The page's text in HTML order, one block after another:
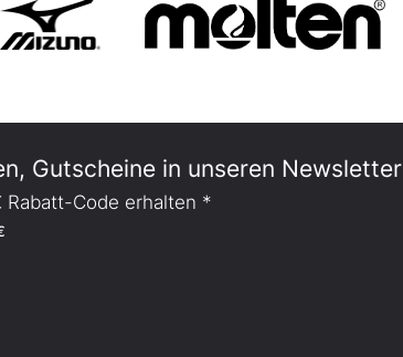
Gutscheine in unseren Newsletter
Code erhalten *